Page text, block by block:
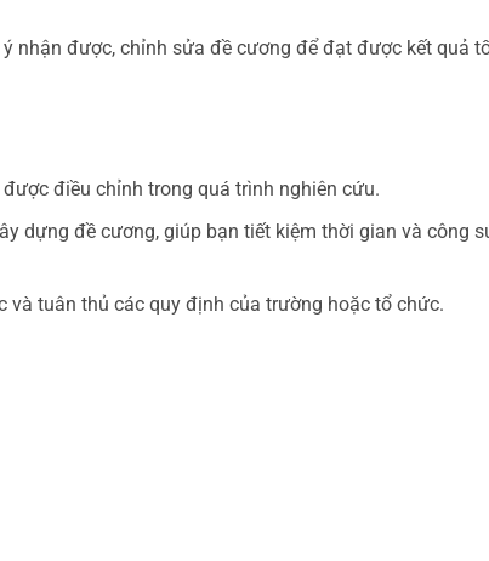
nhận được, chỉnh sửa đề cương để đạt được kết quả
điều chỉnh trong quá trình nghiên cứu.
dựng đề cương, giúp bạn tiết kiệm thời gian và công
tuân thủ các quy định của trường hoặc tổ chức.